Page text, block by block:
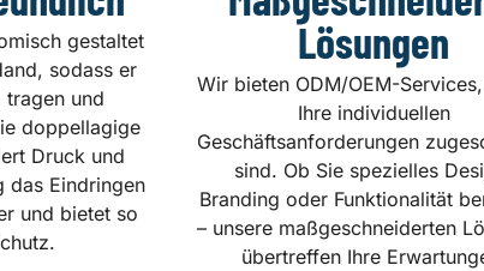
gestaltet
sodass er
tragen und
doppellagige
Druck und
das Eindringen
und bietet so
Lösungen
Wir bieten ODM/OEM-
Ihre individuellen
Geschäftsanforderungen
sind. Ob Sie spezielles
Branding oder Funktionalität
– unsere maßgeschneiderten
übertreffen Ihre